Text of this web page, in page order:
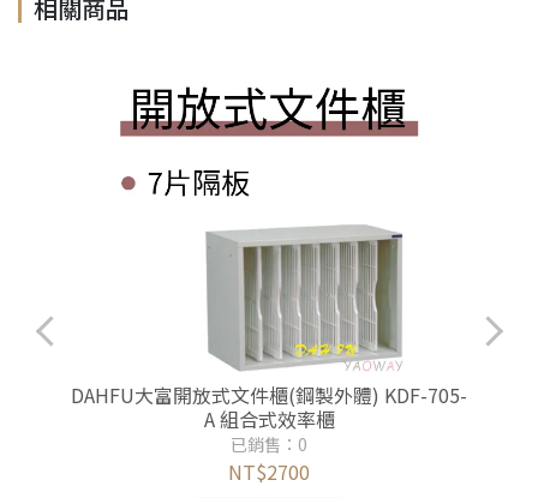
相關商品
DAHFU大富開放式文件櫃(鋼製外體) KDF-705-
A 組合式效率櫃
已銷售：0
NT$2700